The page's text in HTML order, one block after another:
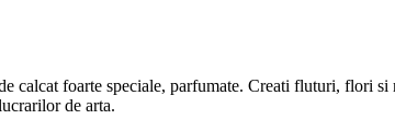
calcat foarte speciale, parfumate. Creati fluturi, flori
de arta.